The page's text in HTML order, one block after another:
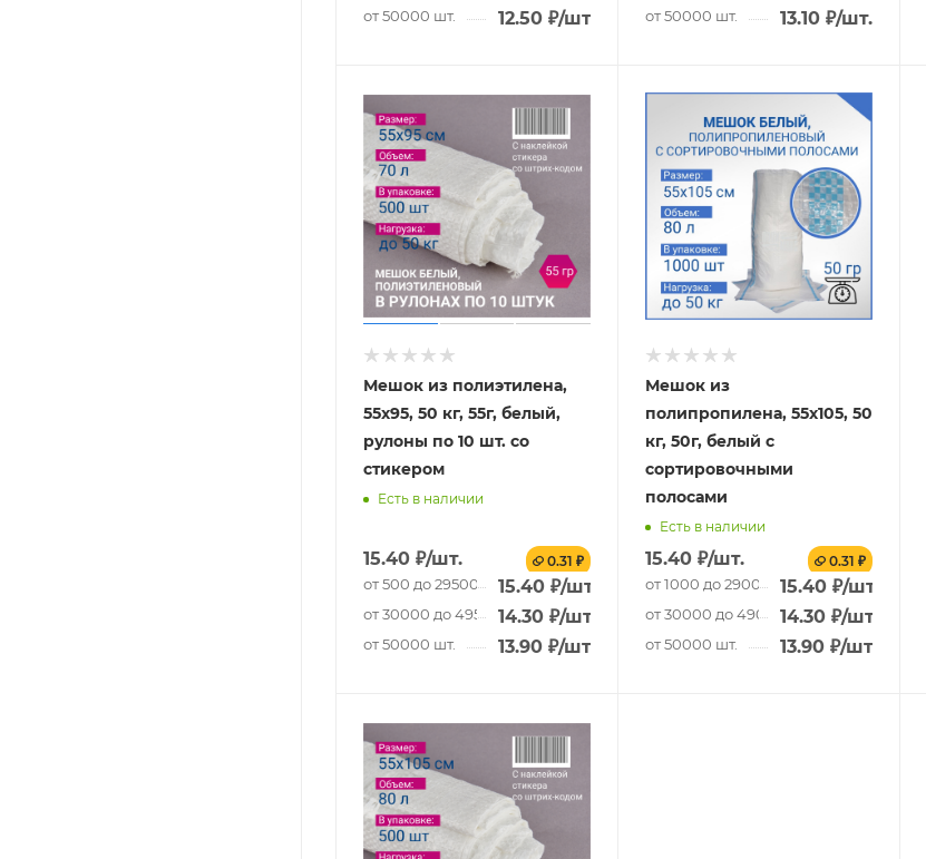
от 50000 шт. 12.50 ₽/шт. от 50000 шт. 13.10 ₽/шт.
Мешок из полиэтилена,
55x95, 50 кг, 55г, белый,
рулоны по 10 шт. со
стикером
Есть в наличии
15.40 ₽/шт. 0.31 ₽
от 500 до 29500 шт.15.40 ₽/шт.
от 30000 до 49500 шт.
14.30 ₽/шт.
от 50000 шт. 13.90 ₽/шт.
Мешок из
полипропилена, 55x105, 50
кг, 50г, белый с
сортировочными
полосами
Есть в наличии
15.40 ₽/шт. 0.31 ₽
от 1000 до 29000 шт.15.40 ₽/шт.
от 30000 до 49000 шт.
14.30 ₽/шт.
от 50000 шт. 13.90 ₽/шт.